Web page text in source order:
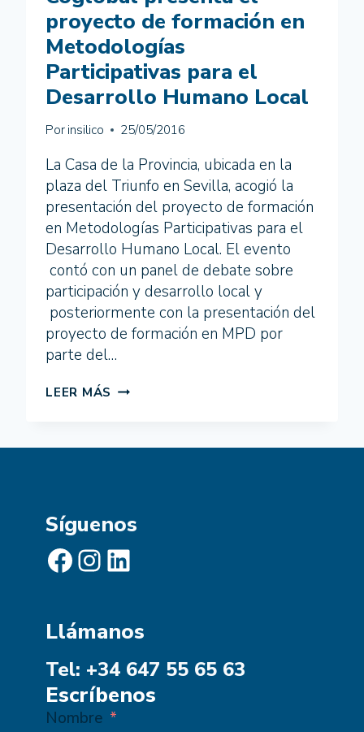
proyecto de formación en
Metodologías
Participativas para el
Desarrollo Humano Local
Por insilico 25/05/2016
La Casa de la Provincia, ubicada en la
plaza del Triunfo en Sevilla, acogió la
presentación del proyecto de formación
en Metodologías Participativas para el
Desarrollo Humano Local. El evento
contó con un panel de debate sobre
participación y desarrollo local y
posteriormente con la presentación del
proyecto de formación en MPD por
parte del…
LEER MÁS COGLOBAL
PARTICIPATIVAS
EL
DESARROLLO
Síguenos
Facebook Instagram LinkedIn
Llámanos
Tel: +34 647 55 65 63
Escríbenos
Nombre